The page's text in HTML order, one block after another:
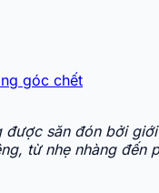
góc chết
săn đón bởi
từ nhẹ nhàng